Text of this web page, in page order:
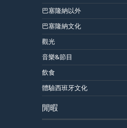
巴塞隆納以外
巴塞隆納文化
觀光
音樂&節目
飲食
體驗西班牙文化
閒暇